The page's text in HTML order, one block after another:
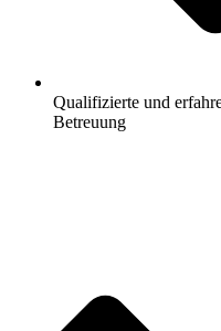
Qualifizierte und
Betreuung